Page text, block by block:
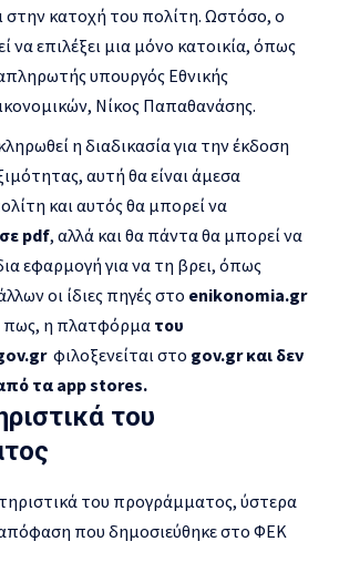
στην κατοχή του πολίτη. Ωστόσο, ο
να επιλέξει μια μόνο κατοικία, όπως
υπουργός Εθνικής
Νίκος Παπαθανάσης.
η διαδικασία για την έκδοση
αυτή θα είναι άμεσα
και αυτός θα μπορεί να
pdf, αλλά και θα πάντα θα μπορεί να
εφαρμογή για να τη βρει, όπως
οι ίδιες πηγές στο enikonomia.gr
πως, η πλατφόρμα του
φιλοξενείται στο gov.gr και δεν
τα app stores.
του
του προγράμματος, ύστερα
που δημοσιεύθηκε στο ΦΕΚ